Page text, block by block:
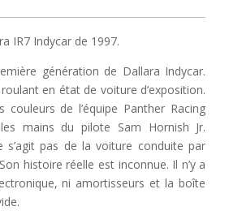
IR7 Indycar de 1997.
génération de Dallara Indycar.
roulant en état de voiture d’exposition.
couleurs de l’équipe Panther Racing
mains du pilote Sam Hornish Jr.
s’agit pas de la voiture conduite par
histoire réelle est inconnue. Il n’y a
ni amortisseurs et la boîte